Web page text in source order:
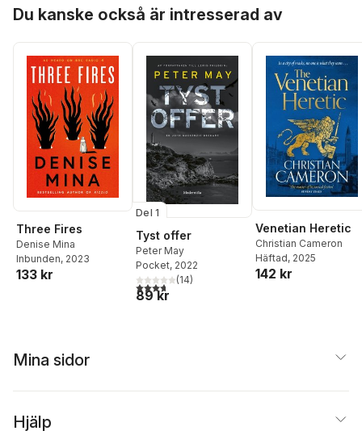
Du kanske också är intresserad av
Three Fires
Denise Mina
Inbunden, 2023
133 kr
Del 1
Tyst offer
Peter May
Pocket, 2022
3,7utav 5 stjärnor. Totalt antal röster:
(14)
89 kr
Venetian Heretic
Christian Cameron
Häftad, 2025
142 kr
Mina sidor
Hjälp